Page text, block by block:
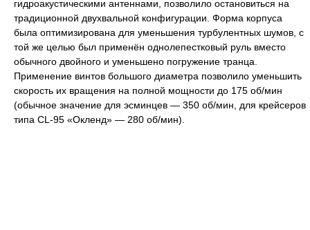
гидроакустическими антеннами, позволило остановиться на
традиционной двухвальной конфигурации. Форма корпуса
была оптимизирована для уменьшения турбулентных шумов, с
той же целью был применён однолепестковый руль вместо
обычного двойного и уменьшено погружение транца.
Применение винтов большого диаметра позволило уменьшить
скорость их вращения на полной мощности до 175 об/мин
(обычное значение для эсминцев — 350 об/мин, для крейсеров
типа CL-95 «Окленд» — 280 об/мин).